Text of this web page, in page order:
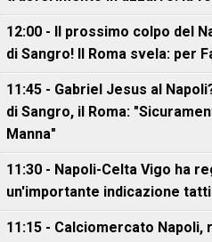
12:00 - Il prossimo colpo del
di Sangro! Il Roma svela: per
11:45 - Gabriel Jesus al
di Sangro, il Roma:
Manna"
11:30 - Napoli-Celta Vigo ha
un'importante indicazione
11:15 - Calciomercato